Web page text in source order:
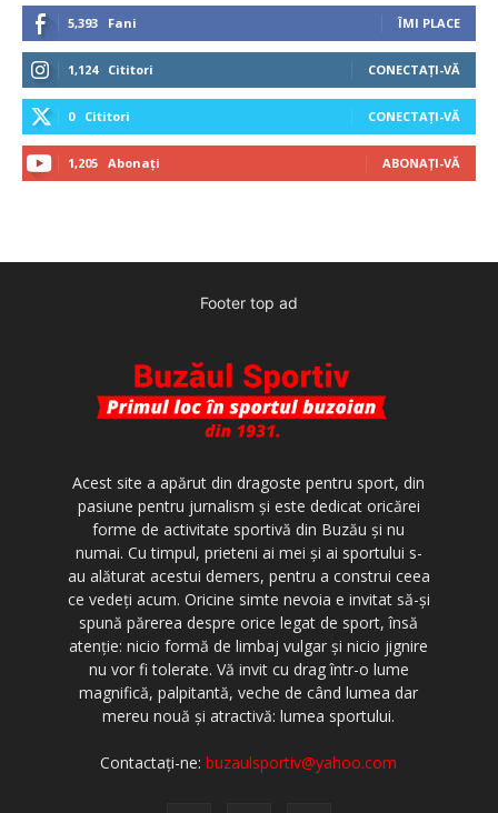
5,393 Fani ÎMI PLACE
1,124 Cititori CONECTAȚI-VĂ
0 Cititori CONECTAȚI-VĂ
1,205 Abonați ABONAȚI-VĂ
Footer top ad
Acest site a apărut din dragoste pentru sport, din
pasiune pentru jurnalism şi este dedicat oricărei
forme de activitate sportivă din Buzău şi nu
numai. Cu timpul, prieteni ai mei şi ai sportului s-
au alăturat acestui demers, pentru a construi ceea
ce vedeţi acum. Oricine simte nevoia e invitat să-şi
spună părerea despre orice legat de sport, însă
atenţie: nicio formă de limbaj vulgar şi nicio jignire
nu vor fi tolerate. Vă invit cu drag într-o lume
magnifică, palpitantă, veche de când lumea dar
mereu nouă şi atractivă: lumea sportului.
Contactați-ne:buzaulsportiv@yahoo.com